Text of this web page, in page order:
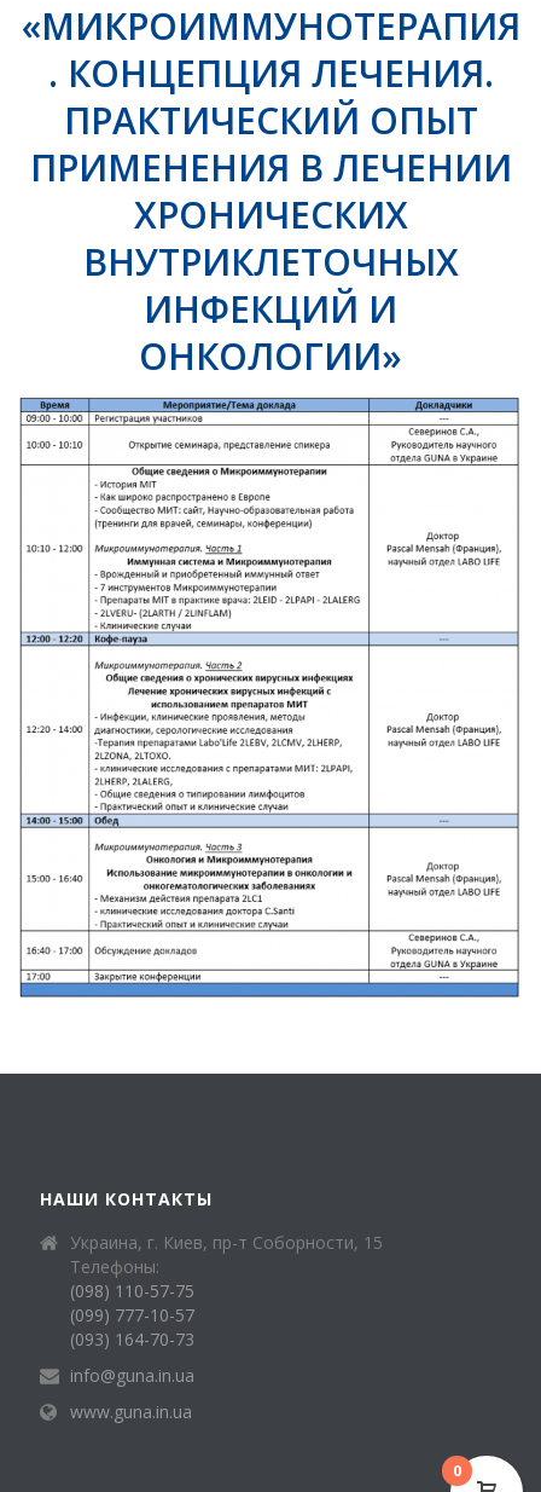
«МИКРОИММУНОТЕРАПИЯ
. КОНЦЕПЦИЯ ЛЕЧЕНИЯ.
ПРАКТИЧЕСКИЙ ОПЫТ
ПРИМЕНЕНИЯ В ЛЕЧЕНИИ
ХРОНИЧЕСКИХ
ВНУТРИКЛЕТОЧНЫХ
ИНФЕКЦИЙ И
ОНКОЛОГИИ»
НАШИ КОНТАКТЫ
Украина, г. Киев, пр-т Соборности, 15
Телефоны:
(098) 110-57-75
(099) 777-10-57
(093) 164-70-73
info@guna.in.ua
www.guna.in.ua
0